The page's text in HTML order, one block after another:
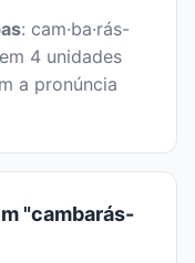
: cam·ba·rás-
4 unidades
a pronúncia
"cambarás-